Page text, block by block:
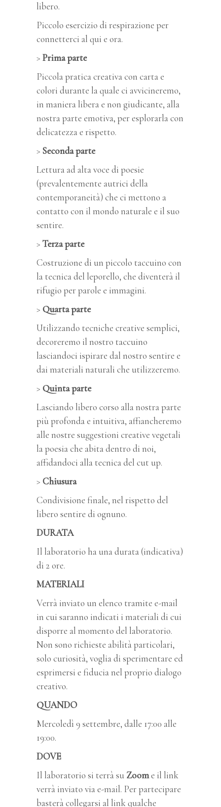
libero.
Piccolo esercizio di respirazione per
connetterci al qui e ora.
> Prima parte
Piccola pratica creativa con carta e
colori durante la quale ci avvicineremo,
in maniera libera e non giudicante, alla
nostra parte emotiva, per esplorarla con
delicatezza e rispetto.
> Seconda parte
Lettura ad alta voce di poesie
(prevalentemente autrici della
contemporaneità) che ci mettono a
contatto con il mondo naturale e il suo
sentire.
> Terza parte
Costruzione di un piccolo taccuino con
la tecnica del leporello, che diventerà il
rifugio per parole e immagini.
> Quarta parte
Utilizzando tecniche creative semplici,
decoreremo il nostro taccuino
lasciandoci ispirare dal nostro sentire e
dai materiali naturali che utilizzeremo.
> Quinta parte
Lasciando libero corso alla nostra parte
più profonda e intuitiva, affiancheremo
alle nostre suggestioni creative vegetali
la poesia che abita dentro di noi,
affidandoci alla tecnica del cut up.
> Chiusura
Condivisione finale, nel rispetto del
libero sentire di ognuno.
DURATA
Il laboratorio ha una durata (indicativa)
di 2 ore.
MATERIALI
Verrà inviato un elenco tramite e-mail
in cui saranno indicati i materiali di cui
disporre al momento del laboratorio.
Non sono richieste abilità particolari,
solo curiosità, voglia di sperimentare ed
esprimersi e fiducia nel proprio dialogo
creativo.
QUANDO
Mercoledì 9 settembre, dalle 17:00 alle
19:00.
DOVE
Il laboratorio si terrà su Zoome il link
verrà inviato via e-mail. Per partecipare
basterà collegarsi al link qualche